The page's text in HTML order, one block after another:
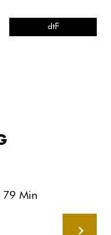
dtF
79 Min